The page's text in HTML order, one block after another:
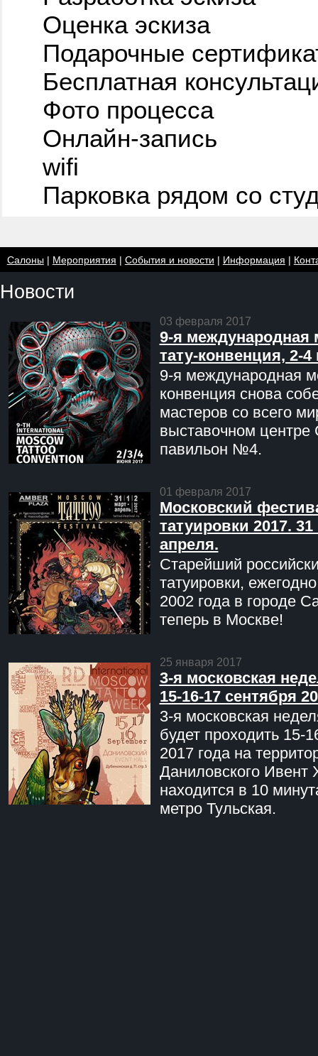
Оценка эскиза
Подарочные
Бесплатная
Фото процесса
Онлайн-запись
wifi
Парковка рядом со
Салоны| Мероприятия | События и новости | Информация |
Новости
03 февраля 2017
9-я международная
тату-конвенция, 2-
9-я международная
конвенция снова
мастеров со всего
выставочном центре
павильон №4.
01 февраля 2017
Московский
татуировки 2017. 31
апреля.
Старейший
татуировки,
2002 года в городе
теперь в Москве!
25 января 2017
3-я московская
15-16-17 сентября
3-я московская
будет проходить 15-
2017 года на
Даниловского Ивент
находится в 10
метро Тульская.